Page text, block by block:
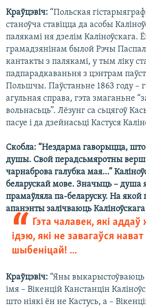
Краўцэвіч: “Польская
станоўча ставіцца да асобы
палякамі ня дзелім Каліноўскага.
грамадзянінам былой Рэчы
кантакты з палякамі, у тым ліку
падпарадкаваньня з цэнтрам
Польшчы. Паўстаньне 1863 году –
агульная справа, гэта змаганьне
вольнасьць”. Лёзунг са сьцягоў
пасуе і да дзейнасьці Кастуся
Скобла: “Нездарма гаворыцца, што
душы. Свой перадсьмяротны
чарнаброва галубка мая…”
беларускай мове. Значыць – душа
прамаўляла па-беларуску. На якой
апанэнты залічваюць
Гэта чалавек, які
ідэю, які не завагаўся
шыбеніцай! ...
Краўцэвіч: “Яны выкарыстоўваюць
імя – Вікенцій Канстанцін
што ніякі ён не Кастусь, а –